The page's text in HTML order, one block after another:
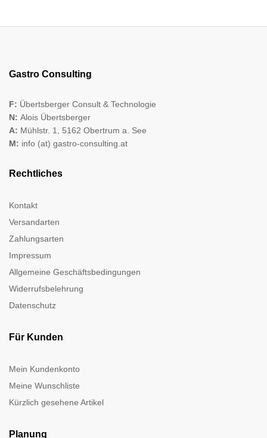
Gastro Consulting
F: Übertsberger Consult & Technologie
N: Alois Übertsberger
A: Mühlstr. 1, 5162 Obertrum a. See
M: info (at) gastro-consulting.at
Rechtliches
Kontakt
Versandarten
Zahlungsarten
Impressum
Allgemeine Geschäftsbedingungen
Widerrufsbelehrung
Datenschutz
Für Kunden
Mein Kundenkonto
Meine Wunschliste
Kürzlich gesehene Artikel
Planung